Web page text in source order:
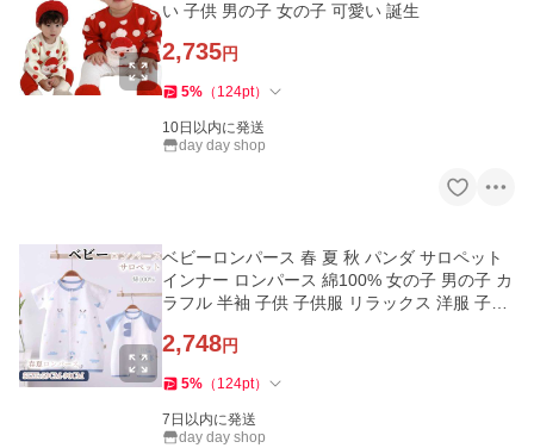
い 子供 男の子 女の子 可愛い 誕生
2,735円
5% （ 124pt）
10日以内に発送
day day shop
ベビーロンパース 春 夏 秋 パンダ サロペット
インナー ロンパース 綿100% 女の子 男の子 カ
ラフル 半袖 子供 子供服 リラックス 洋服 子供
2,748円
5% （ 124pt）
7日以内に発送
day day shop